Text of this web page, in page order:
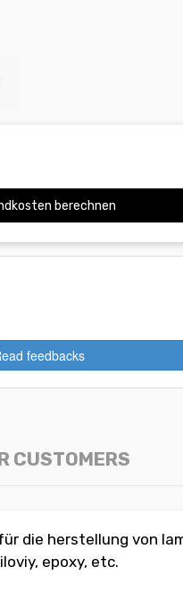
berechnen
feedbacks
CUSTOMERS
die herstellung von
epoxy, etc.